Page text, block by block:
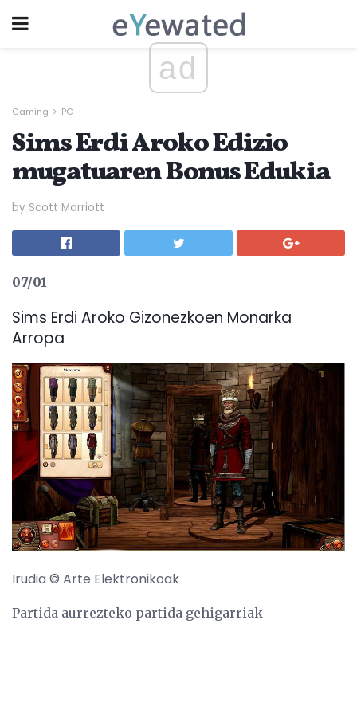
ad
Gaming PC
Sims Erdi Aroko Edizio
mugatuaren Bonus Edukia
by Scott Marriott
07/01
Sims Erdi Aroko Gizonezkoen Monarka
Arropa
Irudia © Arte Elektronikoak
Partida aurrezteko partida gehigarriak